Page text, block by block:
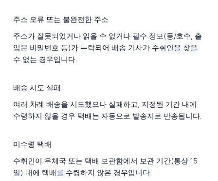
주소 오류 또는 불완전한 주소
주소가 잘못되었거나 읽을 수 없거나 필수 정보(동/호수, 출
입문 비밀번호 등)가 누락되어 배송 기사가 수취인을 찾을
수 없는 경우입니다.
배송 시도 실패
여러 차례 배송을 시도했으나 실패하고, 지정된 기간 내에
수령하지 않을 경우 택배는 자동으로 발송지로 반송됩니다.
미수령 택배
수취인이 우체국 또는 택배 보관함에서 보관 기간(통상 15
일) 내에 택배를 수령하지 않은 경우입니다.